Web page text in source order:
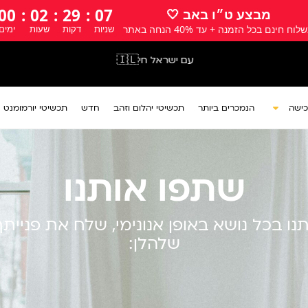
מבצע ט״ו באב 🤍
חינם בכל הזמנה + עד 40% הנחה באתר
07
שניות
:
29
דקות
:
02
שעות
:
ימים
עם ישראל חי🇮🇱
הנמכרים ביותר תכשיטי יהלום וזהב חדש תכשיטי יורמומנט
שתפו אותנו
בכל נושא באופן אנונימי, שלח את
שלהלן: